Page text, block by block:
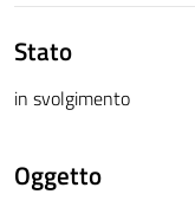
Stato
in svolgimento
Oggetto